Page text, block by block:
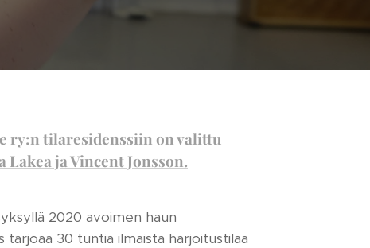
ry:n tilaresidenssiin on valittu
Lakea ja Vincent Jonsson.
2020 avoimen haun
tarjoaa 30 tuntia ilmaista harjoitustilaa